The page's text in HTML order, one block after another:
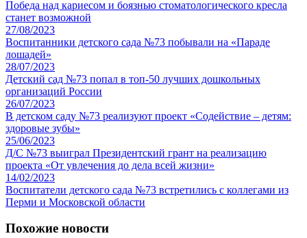
Победа над кариесом и боязнью стоматологического кресла
станет возможной
27/08/2023
Воспитанники детского сада №73 побывали на «Параде
лошадей»
28/07/2023
Детский сад №73 попал в топ-50 лучших дошкольных
организаций России
26/07/2023
В детском саду №73 реализуют проект «Содействие – детям:
здоровые зубы»
25/06/2023
Д/С №73 выиграл Президентский грант на реализацию
проекта «От увлечения до дела всей жизни»
14/02/2023
Воспитатели детского сада №73 встретились с коллегами из
Перми и Московской области
Похожие новости